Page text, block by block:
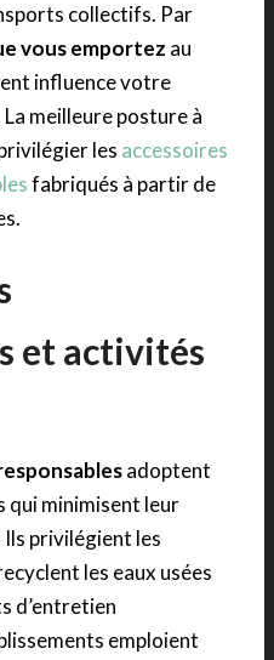
collectifs. Par
vous emportez au
influence votre
meilleure posture à
les accessoires
fabriqués à partir de
et activités
adoptent
qui minimisent leur
privilégient les
les eaux usées
d’entretien
emploient